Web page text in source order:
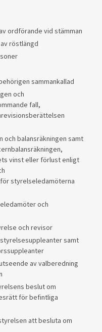
ordförande vid stämman
röstlängd
sammankallad
och
fall,
och balansräkningen samt
vinst eller förlust enligt
styrelseledamöterna
och
och revisor
samt
av valberedning
beslut om
för befintliga
att besluta om